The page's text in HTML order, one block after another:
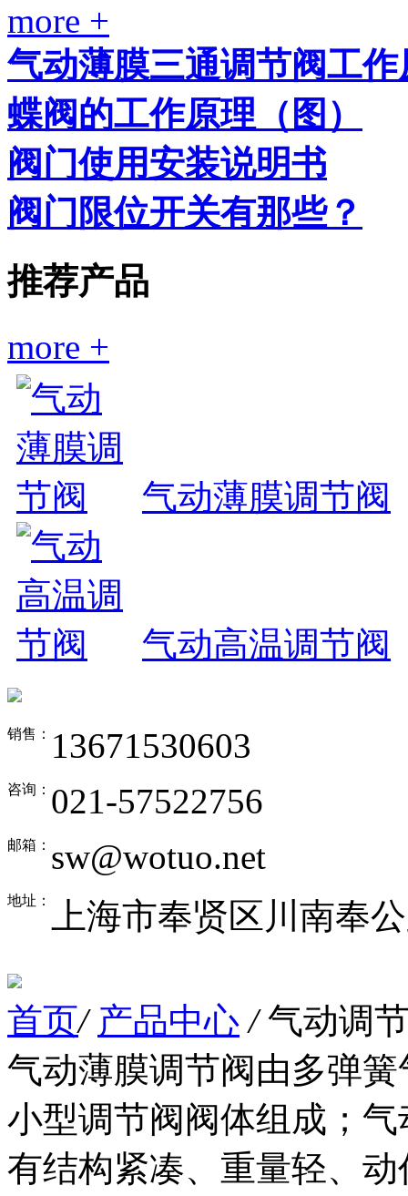
more +
气动薄膜三通调节阀工
蝶阀的工作原理（图）
阀门使用安装说明书
阀门限位开关有那些？
推荐产品
more +
气动薄膜调节阀
气动高温调节阀
销售： 13671530603
咨询： 021-57522756
邮箱： sw@wotuo.net
地址： 上海市奉贤区川南奉
首页/ 产品中心 /气动调
气动薄膜调节阀由多弹
小型调节阀阀体组成；
有结构紧凑、重量轻、